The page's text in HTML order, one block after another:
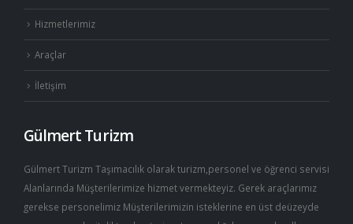
Hizmetlerimiz
Araçlar
İletişim
Gülmert Turizm
Gülmert Turizm Taşımacılık olarak turizm,personel ve öğrenci servisi
Alanlarında Müşterilerimize hizmet vermekteyiz. Gerek araçlarımız
gerekse personelimiz Müşterilerimizin isteklerine en üst deüzeyde